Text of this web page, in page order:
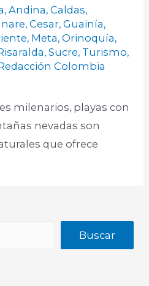
,Andina,Caldas,
,Cesar,Guainía,
, Meta,Orinoquía,
,Sucre, Turismo,
Colombia
milenarios, playas con
nevadas son
que ofrece
Buscar